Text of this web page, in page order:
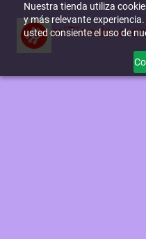
Nuestra tienda utiliza
y más relevante
usted consiente el uso de
miTienda-